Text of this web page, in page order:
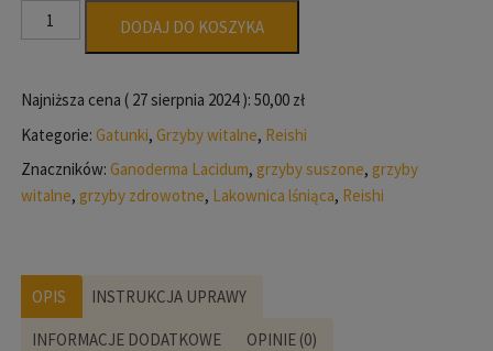
ilość
Reishi
Ganorderma
-
grzyb
suszony
DODAJ DO KOSZYKA
Najniższa cena (27 sierpnia 2024): 50,00 zł
Kategorie: Gatunki, Grzyby witalne, Reishi
Znaczników: Ganoderma Lacidum, grzyby suszone, grzyby
witalne, grzyby zdrowotne, Lakownica lśniąca, Reishi
OPIS INSTRUKCJA UPRAWY
INFORMACJE DODATKOWE OPINIE (0)